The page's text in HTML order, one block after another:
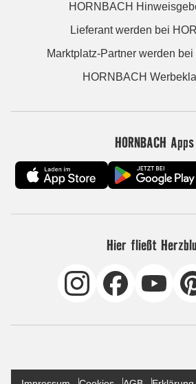
HORNBACH
Lieferant werden bei
Marktplatz-Partner werden
HORNBACH
HORNBACH Apps
Hier fließt